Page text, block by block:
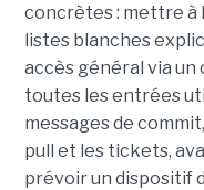
concrètes : mettre à
listes blanches
accès général via un
toutes les entrées
messages de
pull et les tickets,
prévoir un dispositif